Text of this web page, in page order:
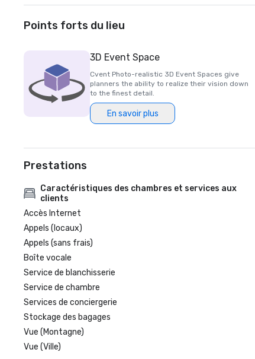
Points forts du lieu
3D Event Space
Cvent Photo-realistic 3D Event Spaces give
planners the ability to realize their vision down
to the finest detail.
En savoir plus
Prestations
Caractéristiques des chambres et services aux
clients
Accès Internet
Appels (locaux)
Appels (sans frais)
Boîte vocale
Service de blanchisserie
Service de chambre
Services de conciergerie
Stockage des bagages
Vue (Montagne)
Vue (Ville)